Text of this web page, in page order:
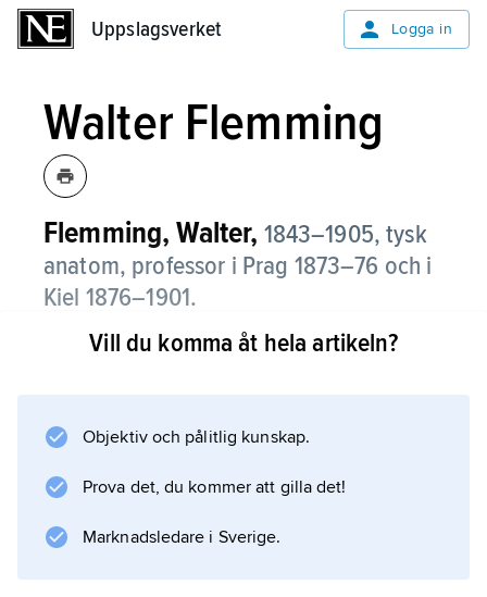
Uppslagsverket Logga in
Walter Flemming
Flemming, Walter, 1843–1905, tysk
anatom, professor i Prag 1873–76 och i
Kiel 1876–1901.
Flemming studerade cellerna och särskilt
Zellsubstanz, Kern- und Zellteilung
utgör, tillsammans med arbeten av Schwann
och Virchow, grunden för utvecklingen inom
cellforskningen.
Vill du komma åt hela artikeln?
Objektiv och pålitlig kunskap.
Prova det, du kommer att gilla det!
Marknadsledare i Sverige.